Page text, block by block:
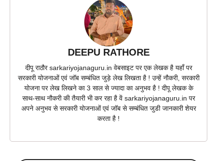
DEEPU RATHORE
दीपू राठौर sarkariyojanaguru.in वेबसाइट पर एक लेखक है यहाँ पर
सरकारी योजनाओं एवं जॉब सम्बंधित जुड़े लेख लिखता है ! उन्हें नौकरी, सरकारी
योजना पर लेख लिखने का 3 साल से ज्यादा का अनुभव है ! दीपू लेखक के
साथ-साथ नौकरी की तैयारी भी कर रहा है वें sarkariyojanaguru.in पर
अपने अनुभव से सरकारी योजनाओं एवं जॉब से सम्बंधित जुडी जानकारी शेयर
करता है !